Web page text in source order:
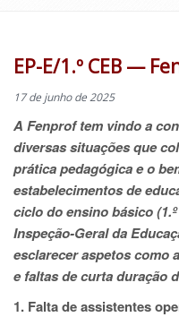
EP-E/1.º CEB —
17 de junho de 2025
A Fenprof tem vindo a
diversas situações que
prática pedagógica e o
estabelecimentos de
ciclo do ensino básico
Inspeção-Geral da
esclarecer aspetos como
e faltas de curta duração
1. Falta de assistentes